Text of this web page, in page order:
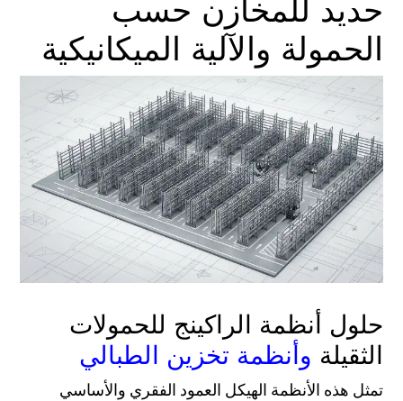
حديد للمخازن حسب
الحمولة والآلية الميكانيكية
حلول أنظمة الراكينج للحمولات
الثقيلة وأنظمة تخزين الطبالي
تمثل هذه الأنظمة الهيكل العمود الفقري والأساسي